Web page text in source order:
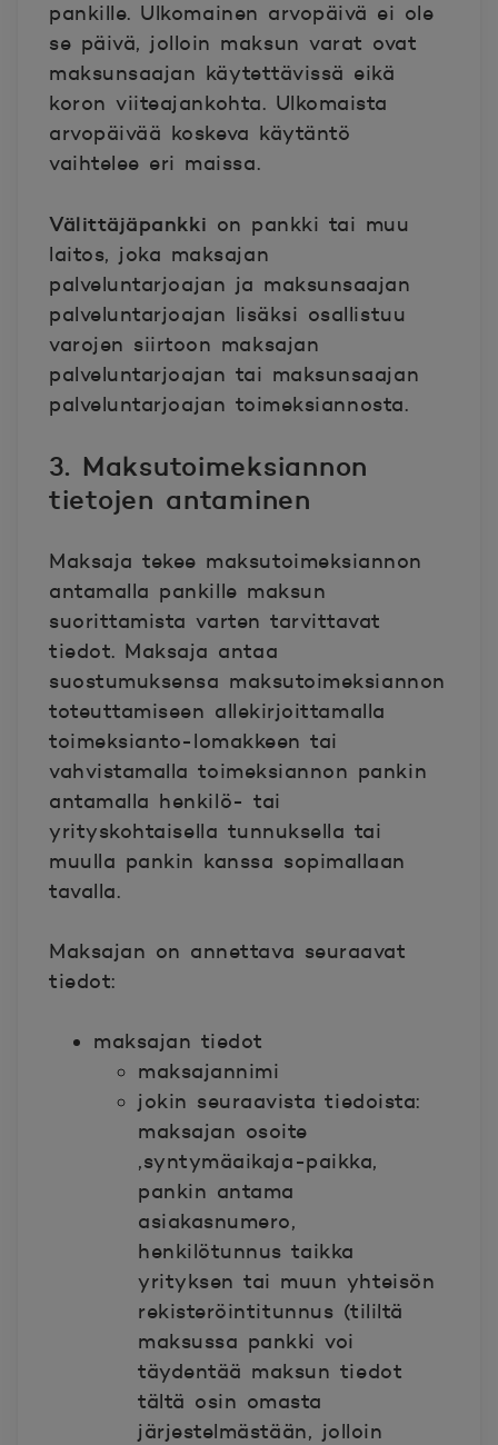
pankille. Ulkomainen arvopäivä ei ole
se päivä, jolloin maksun varat ovat
maksunsaajan käytettävissä eikä
koron viiteajankohta. Ulkomaista
arvopäivää koskeva käytäntö
vaihtelee eri maissa.
Välittäjäpankki on pankki tai muu
laitos, joka maksajan
palveluntarjoajan ja maksunsaajan
palveluntarjoajan lisäksi osallistuu
varojen siirtoon maksajan
palveluntarjoajan tai maksunsaajan
palveluntarjoajan toimeksiannosta.
3. Maksutoimeksiannon
tietojen antaminen
Maksaja tekee maksutoimeksiannon
antamalla pankille maksun
suorittamista varten tarvittavat
tiedot. Maksaja antaa
suostumuksensa maksutoimeksiannon
toteuttamiseen allekirjoittamalla
toimeksianto-lomakkeen tai
vahvistamalla toimeksiannon pankin
antamalla henkilö- tai
yrityskohtaisella tunnuksella tai
muulla pankin kanssa sopimallaan
tavalla.
Maksajan on annettava seuraavat
tiedot:
maksajan tiedot
maksajannimi
jokin seuraavista tiedoista:
maksajan osoite
,syntymäaikaja-paikka,
pankin antama
asiakasnumero,
henkilötunnus taikka
yrityksen tai muun yhteisön
rekisteröintitunnus (tililtä
maksussa pankki voi
täydentää maksun tiedot
tältä osin omasta
järjestelmästään, jolloin